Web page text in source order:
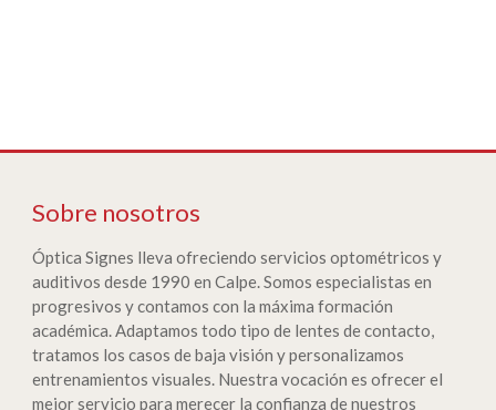
Sobre nosotros
Óptica Signes lleva ofreciendo servicios optométricos y
auditivos desde 1990 en Calpe. Somos especialistas en
progresivos y contamos con la máxima formación
académica. Adaptamos todo tipo de lentes de contacto,
tratamos los casos de baja visión y personalizamos
entrenamientos visuales. Nuestra vocación es ofrecer el
mejor servicio para merecer la confianza de nuestros